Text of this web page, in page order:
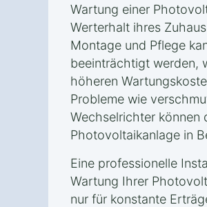
Wartung einer
Werterhalt ihres
Montage und Pflege
beeinträchtigt werden,
höheren
Probleme wie
Wechselrichter können
Photovoltaikanlage in
Eine professionelle
Wartung Ihrer
nur für konstante